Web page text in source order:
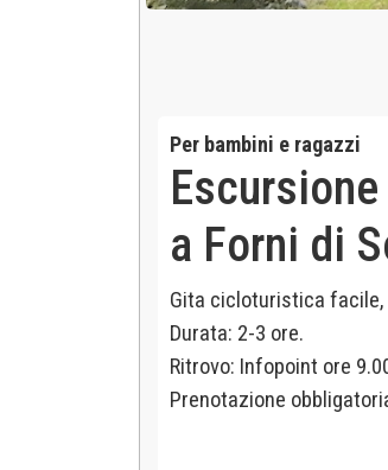
Per bambini e ragazzi
a Forni di
Gita cicloturistica facile,
Durata: 2-3 ore.
Ritrovo: Infopoint ore
Prenotazione